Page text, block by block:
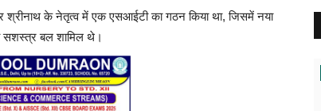
के नेतृत्व में एक एसआईटी का गठन किया था, जिसमें नया
सशस्त्र बल शामिल थे।
राजनीति